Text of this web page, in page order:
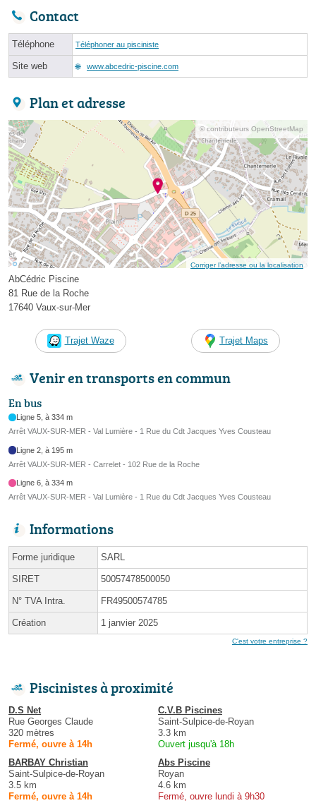
Contact
Téléphone Téléphoner au pisciniste
Site web www.abcedric-piscine.com
Plan et adresse
© contributeurs OpenStreetMap
Corriger l’adresse ou la localisation
AbCédric Piscine
81 Rue de la Roche
17640 Vaux-sur-Mer
Trajet Waze Trajet Maps
Venir en transports en commun
En bus
Ligne 5, à 334 m
Arrêt VAUX-SUR-MER - Val Lumière - 1 Rue du Cdt Jacques Yves Cousteau
Ligne 2, à 195 m
Arrêt VAUX-SUR-MER - Carrelet - 102 Rue de la Roche
Ligne 6, à 334 m
Arrêt VAUX-SUR-MER - Val Lumière - 1 Rue du Cdt Jacques Yves Cousteau
Informations
Forme juridique SARL
SIRET 50057478500050
N° TVA Intra. FR49500574785
Création 1 janvier 2025
C'est votre entreprise ?
Piscinistes à proximité
D.S Net
Rue Georges Claude
320 mètres
Fermé, ouvre à 14h
C.V.B Piscines
Saint-Sulpice-de-Royan
3.3 km
Ouvert jusqu'à 18h
BARBAY Christian
Saint-Sulpice-de-Royan
3.5 km
Fermé, ouvre à 14h
Abs Piscine
Royan
4.6 km
Fermé, ouvre lundi à 9h30